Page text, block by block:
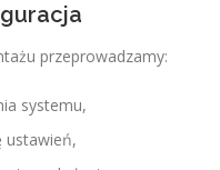
przeprowadzamy:
systemu,
ustawień,